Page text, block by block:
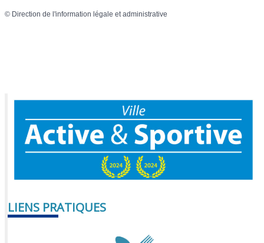
© Direction de l'information légale et administrative
LIENS PRATIQUES